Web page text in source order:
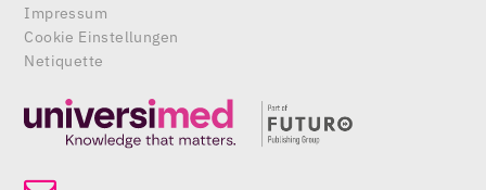
Impressum
Cookie Einstellungen
Netiquette